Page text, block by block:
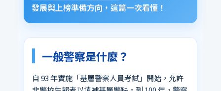
發展與上榜準備方向，這篇一次看懂！
一般警察是什麼？
自 93 年實施「基層警察人員考試」開始，允許